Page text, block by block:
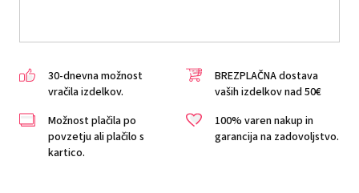
30-dnevna možnost
vračila izdelkov.
BREZPLAČNA dostava
vaših izdelkov nad 50€
Možnost plačila po
povzetju ali plačilo s
kartico.
100% varen nakup in
garancija na zadovoljstvo.